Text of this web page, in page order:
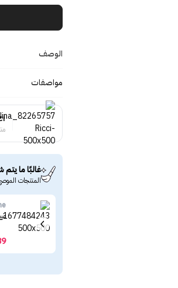
الوصف
مواصفات
غالبًا ما يتم
المنتجات